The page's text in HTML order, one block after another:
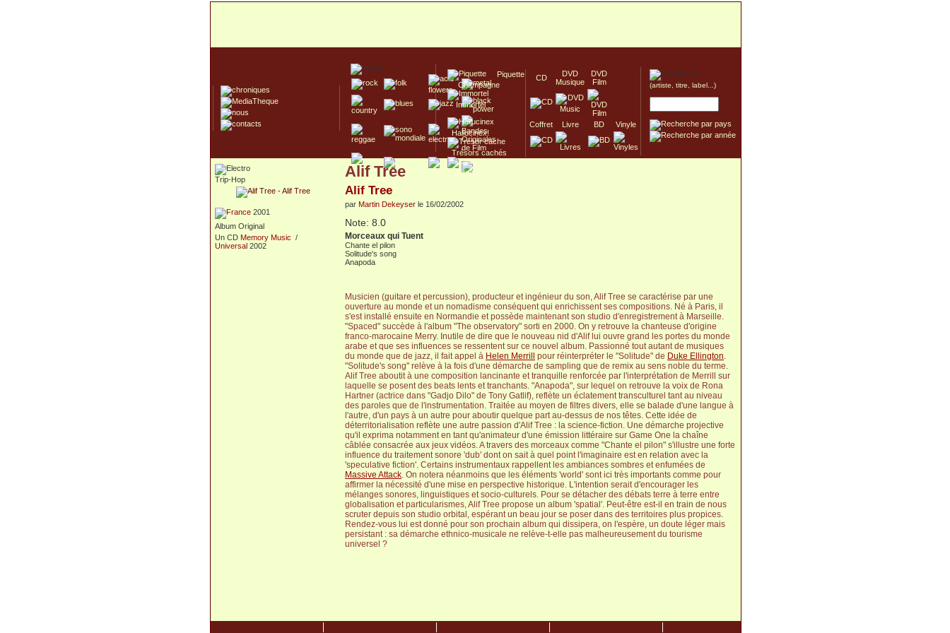
Piquette
Champagne
Immortel
Hallucinex!
Trésors cachés
Culte/Collector
CD
DVD
Musique
DVD
Film
Coffret Livre BD Vinyle
(artiste, titre, label...)
Trip-Hop
2001
Album Original
Un CD Memory Music /
Universal 2002
Alif Tree
Alif Tree
par Martin Dekeyser le 16/02/2002
Note: 8.0
Morceaux qui Tuent
Chante el pilon
Solitude's song
Anapoda
Musicien (guitare et percussion), producteur et ingénieur du son, Alif Tree se caractérise par une
ouverture au monde et un nomadisme conséquent qui enrichissent ses compositions. Né à Paris, il
s'est installé ensuite en Normandie et possède maintenant son studio d'enregistrement à Marseille.
"Spaced" succède à l'album "The observatory" sorti en 2000. On y retrouve la chanteuse d'origine
franco-marocaine Merry. Inutile de dire que le nouveau nid d'Alif lui ouvre grand les portes du monde
arabe et que ses influences se ressentent sur ce nouvel album. Passionné tout autant de musiques
du monde que de jazz, il fait appel à Helen Merrill pour réinterpréter le "Solitude" de Duke Ellington.
"Solitude's song" relève à la fois d'une démarche de sampling que de remix au sens noble du terme.
Alif Tree aboutit à une composition lancinante et tranquille renforcée par l'interprétation de Merrill sur
laquelle se posent des beats lents et tranchants. "Anapoda", sur lequel on retrouve la voix de Rona
Hartner (actrice dans "Gadjo Dilo" de Tony Gatlif), reflète un éclatement transculturel tant au niveau
des paroles que de l'instrumentation. Traitée au moyen de filtres divers, elle se balade d'une langue à
l'autre, d'un pays à un autre pour aboutir quelque part au-dessus de nos têtes. Cette idée de
déterritorialisation reflète une autre passion d'Alif Tree : la science-fiction. Une démarche projective
qu'il exprima notamment en tant qu'animateur d'une émission littéraire sur Game One la chaîne
câblée consacrée aux jeux vidéos. A travers des morceaux comme "Chante el pilon" s'illustre une forte
influence du traitement sonore 'dub' dont on sait à quel point l'imaginaire est en relation avec la
'speculative fiction'. Certains instrumentaux rappellent les ambiances sombres et enfumées de
Massive Attack. On notera néanmoins que les éléments 'world' sont ici très importants comme pour
affirmer la nécessité d'une mise en perspective historique. L'intention serait d'encourager les
mélanges sonores, linguistiques et socio-culturels. Pour se détacher des débats terre à terre entre
globalisation et particularismes, Alif Tree propose un album 'spatial'. Peut-être est-il en train de nous
scruter depuis son studio orbital, espérant un beau jour se poser dans des territoires plus propices.
Rendez-vous lui est donné pour son prochain album qui dissipera, on l'espère, un doute léger mais
persistant : sa démarche ethnico-musicale ne relève-t-elle pas malheureusement du tourisme
universel ?